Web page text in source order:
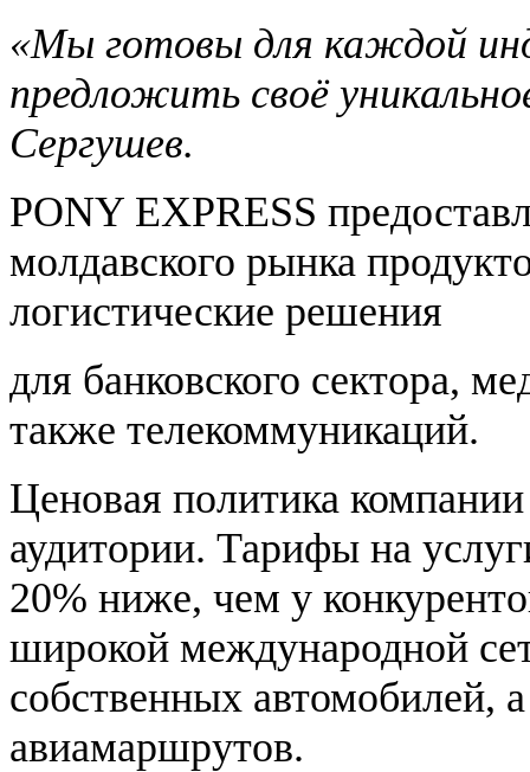
«Мы готовы для каждой
предложить своё
Сергушев.
PONY EXPRESS
молдавского рынка
логистические решения
для банковского сектора,
также телекоммуникаций.
Ценовая политика
аудитории. Тарифы на
20% ниже, чем у
широкой международной
собственных автомобилей,
авиамаршрутов.